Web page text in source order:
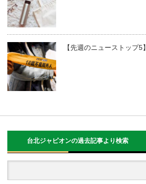
【先週のニューストップ5】
台北ジャピオンの過去記事より検索